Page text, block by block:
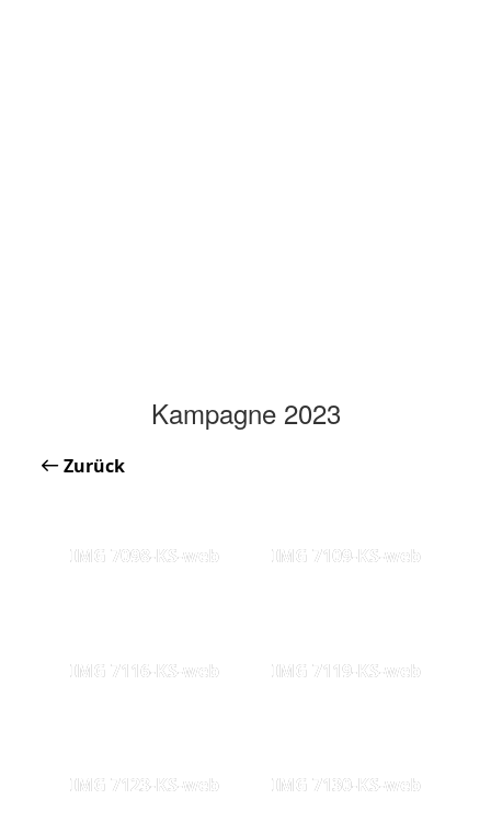
Kampagne 2023
Zurück
IMG 7098-KS-web IMG 7109-KS-web
IMG 7116-KS-web IMG 7119-KS-web
IMG 7123-KS-web IMG 7130-KS-web